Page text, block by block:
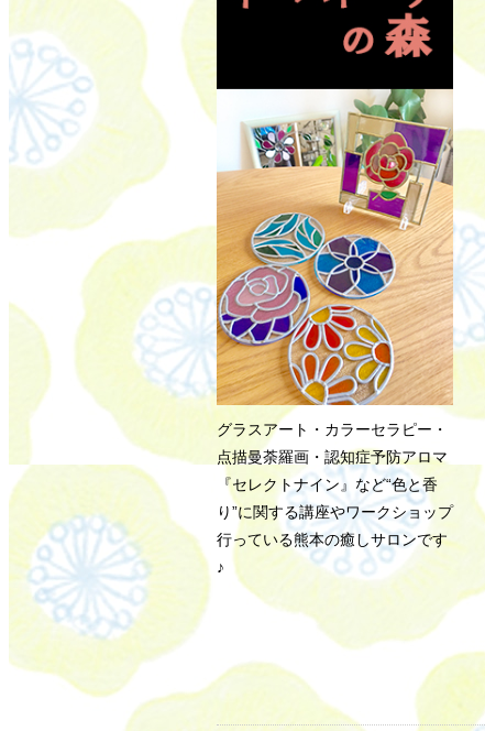
グラスアート・カラーセラピー・
点描曼荼羅画・認知症予防アロマ
『セレクトナイン』など“色と香
り”に関する講座やワークショップ
行っている熊本の癒しサロンです
♪